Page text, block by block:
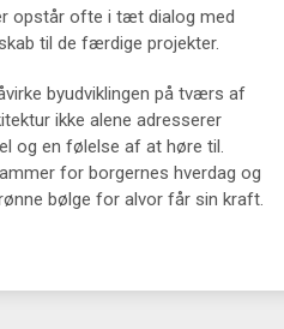
opstår ofte i tæt dialog med
til de færdige projekter.
byudviklingen på tværs af
ikke alene adresserer
og en følelse af at høre til.
for borgernes hverdag og
bølge for alvor får sin kraft.